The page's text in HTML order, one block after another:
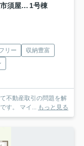
仲介手〇料不要 リーブルガーデン合志市須屋第十三【西合志南小・西合志南中】 1号棟
リー
収納豊富
不動産取引の問題を解
決のお手伝いをする、合志市の不動産仲介会社です。 マイ...
もっと見る